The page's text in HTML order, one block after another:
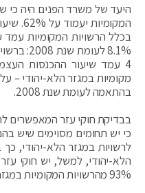
היעד של משרד הפנים היה כי
בהתאמה לעומת שנת 2008.
בבדיקת חוקי עזר המאפשרים
כי יש תחומים מסוימים שיש
הלא-יהודי, למשל, יש חוקי
93% מהרשויות המקומיות במגזר היהודי.